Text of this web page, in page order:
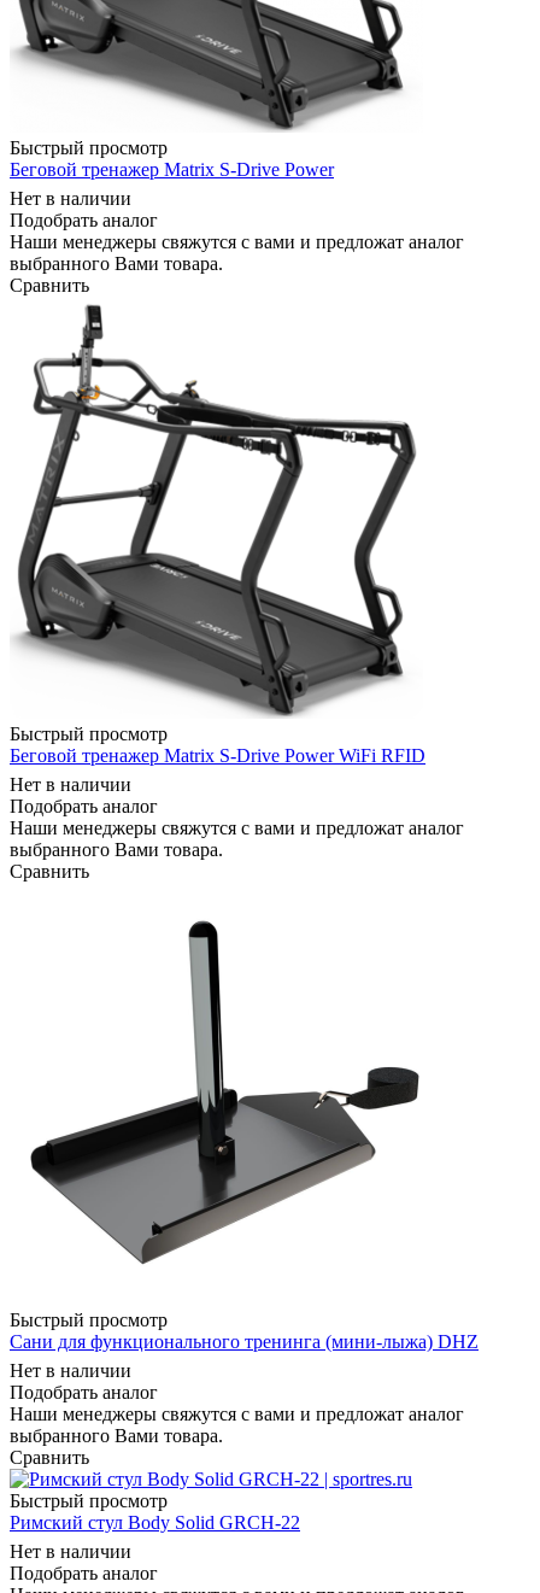
Быстрый просмотр
Беговой тренажер Matrix S-Drive Power
Нет в наличии
Подобрать аналог
Наши менеджеры свяжутся с вами и предложат аналог
выбранного Вами товара.
Сравнить
Быстрый просмотр
Беговой тренажер Matrix S-Drive Power WiFi RFID
Нет в наличии
Подобрать аналог
Наши менеджеры свяжутся с вами и предложат аналог
выбранного Вами товара.
Сравнить
Быстрый просмотр
Сани для функционального тренинга (мини-лыжа) DHZ
Нет в наличии
Подобрать аналог
Наши менеджеры свяжутся с вами и предложат аналог
выбранного Вами товара.
Сравнить
Быстрый просмотр
Римский стул Body Solid GRCH-22
Нет в наличии
Подобрать аналог